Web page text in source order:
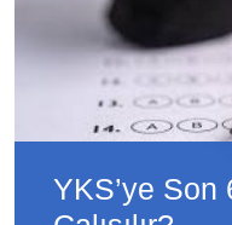
YKS’ye Son